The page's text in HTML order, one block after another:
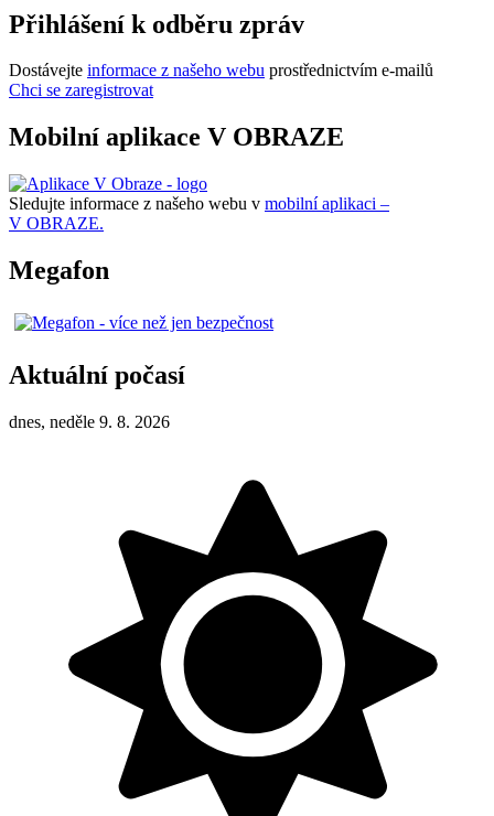
Přihlášení k odběru zpráv
Dostávejte informace z našeho webu prostřednictvím e-mailů
Chci se zaregistrovat
Mobilní aplikace V OBRAZE
Sledujte informace z našeho webu v mobilní aplikaci –
V OBRAZE.
Megafon
Aktuální počasí
dnes, neděle 9. 8. 2026